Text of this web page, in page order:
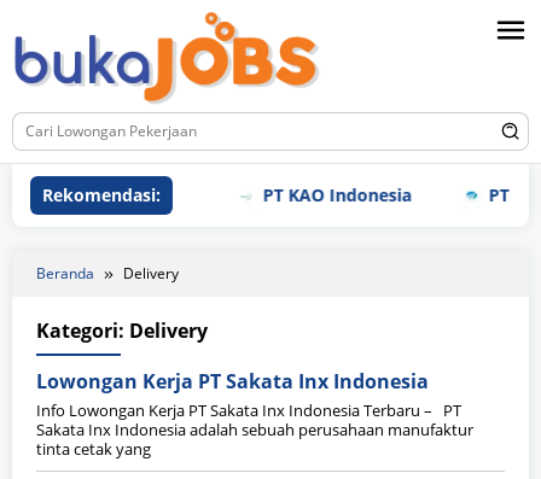
ke
konten
Rekomendasi: PT KAO Indonesia PT
Beranda Delivery
Kategori: Delivery
Lowongan Kerja PT Sakata Inx Indonesia
Info Lowongan Kerja PT Sakata Inx Indonesia Terbaru – PT
Sakata Inx Indonesia adalah sebuah perusahaan manufaktur
tinta cetak yang